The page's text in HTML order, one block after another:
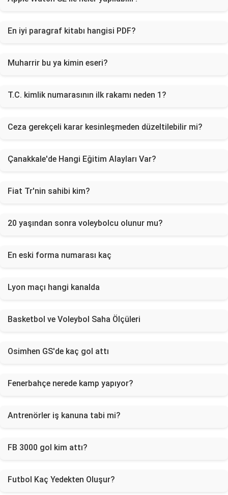
En iyi paragraf kitabı hangisi PDF?
Muharrir bu ya kimin eseri?
T.C. kimlik numarasının ilk rakamı neden 1?
Ceza gerekçeli karar kesinleşmeden düzeltilebilir mi?
Çanakkale'de Hangi Eğitim Alayları Var?
Fiat Tr'nin sahibi kim?
20 yaşından sonra voleybolcu olunur mu?
En eski forma numarası kaç
Lyon maçı hangi kanalda
Basketbol ve Voleybol Saha Ölçüleri
Osimhen GS'de kaç gol attı
Fenerbahçe nerede kamp yapıyor?
Antrenörler iş kanuna tabi mi?
FB 3000 gol kim attı?
Futbol Kaç Yedekten Oluşur?